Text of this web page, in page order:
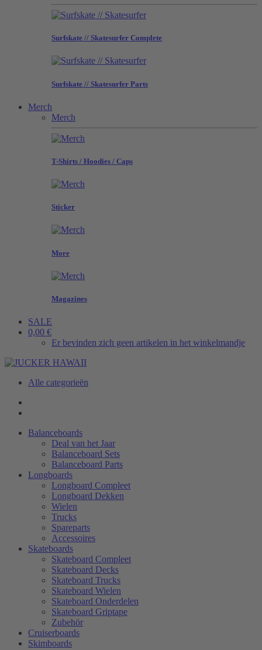
Surfskate // Skatesurfer Complete
Surfskate // Skatesurfer Parts
Merch
Merch
T-Shirts / Hoodies / Caps
Sticker
More
Magazines
SALE
0,00 €
Er bevinden zich geen artikelen in het winkelmandje
Alle categorieën
Balanceboards
Deal van het Jaar
Balanceboard Sets
Balanceboard Parts
Longboards
Longboard Compleet
Longboard Dekken
Wielen
Trucks
Spareparts
Accessoires
Skateboards
Skateboard Compleet
Skateboard Decks
Skateboard Trucks
Skateboard Wielen
Skateboard Onderdelen
Skateboard Griptape
Zubehör
Cruiserboards
Skimboards